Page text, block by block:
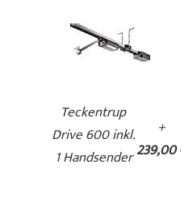
Teckentrup
Drive 600 inkl.
1 Handsender
+
239,00 €